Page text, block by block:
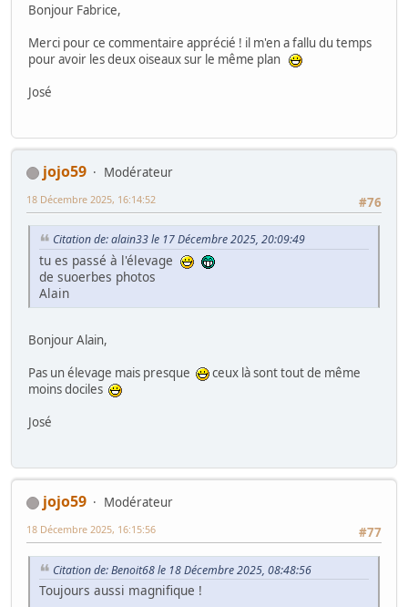
Bonjour Fabrice,
Merci pour ce commentaire apprécié ! il m'en a fallu du temps
pour avoir les deux oiseaux sur le même plan
José
jojo59
Modérateur
#76
18 Décembre 2025, 16:14:52
Citation de: alain33 le 17 Décembre 2025, 20:09:49
tu es passé à l'élevage
de suoerbes photos
Alain
Bonjour Alain,
Pas un élevage mais presque
ceux là sont tout de même
moins dociles
José
jojo59
Modérateur
#77
18 Décembre 2025, 16:15:56
Citation de: Benoit68 le 18 Décembre 2025, 08:48:56
Toujours aussi magnifique !